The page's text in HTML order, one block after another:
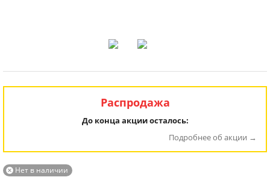
Распродажа
До конца акции осталось:
Подробнее об акции
Нет в наличии
